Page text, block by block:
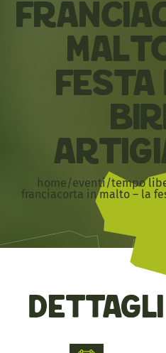
home/eventi/tempo
franciacorta in malto – la